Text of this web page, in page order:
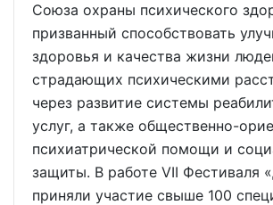
Союза охраны психического
призванный способствовать
здоровья и качества жизни
страдающих психическими
через развитие системы
услуг, а также общественно-
психиатрической помощи и
защиты. В работе VII Фестиваля
приняли участие свыше 100